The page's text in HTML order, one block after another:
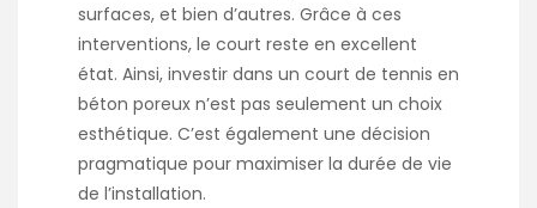
surfaces, et bien d’autres. Grâce à ces
interventions, le court reste en excellent
état. Ainsi, investir dans un court de tennis en
béton poreux n’est pas seulement un choix
esthétique. C’est également une décision
pragmatique pour maximiser la durée de vie
de l’installation.